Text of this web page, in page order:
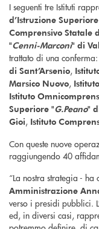
I seguenti tre Istituti
d’Istruzione
Comprensivo Statale
"Cenni-Marconi" di
trattato di una conferma:
di Sant’Arsenio,
Marsico Nuovo,
Istituto
Superiore "G.Peano"
Gioi, Istituto
Con queste nuove
raggiungendo 40
“La nostra strategia - ha
Amministrazione
verso i presidi pubblici.
ed, in diversi casi,